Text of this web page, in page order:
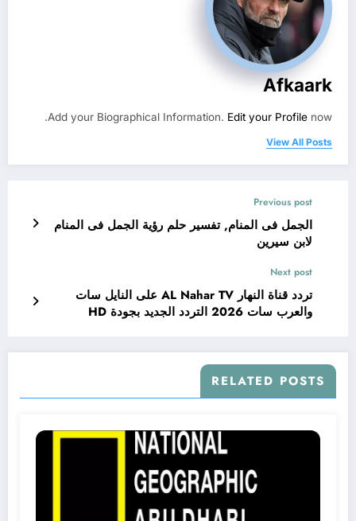
Afkaark
Add your Biographical Information. Edit your Profile now.
View All Posts
Previous post
الجمل فى المنام, تفسير حلم رؤية الجمل فى المنام
لابن سيرين
Next post
تردد قناة النهار AL Nahar TV على النايل سات
والعرب سات 2026 التردد الجديد بجودة HD
RELATED POSTS